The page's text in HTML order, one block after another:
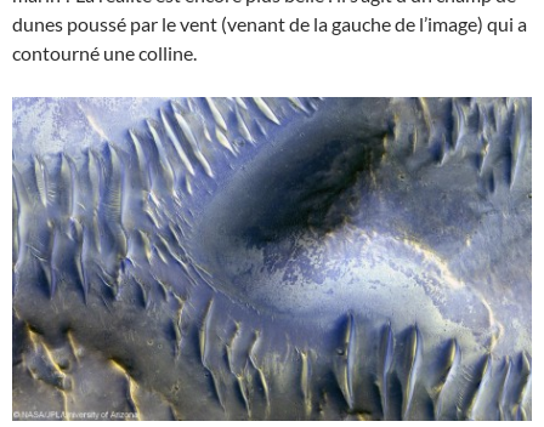
dunes poussé par le vent (venant de la gauche de l’image) qui a
contourné une colline.